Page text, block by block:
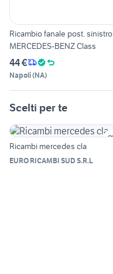
Ricambio fanale post. sinistro
MERCEDES-BENZ Class
44 €
Napoli(NA)
Scelti per te
Ricambi mercedes cla
EURO RICAMBI SUD S.R.L